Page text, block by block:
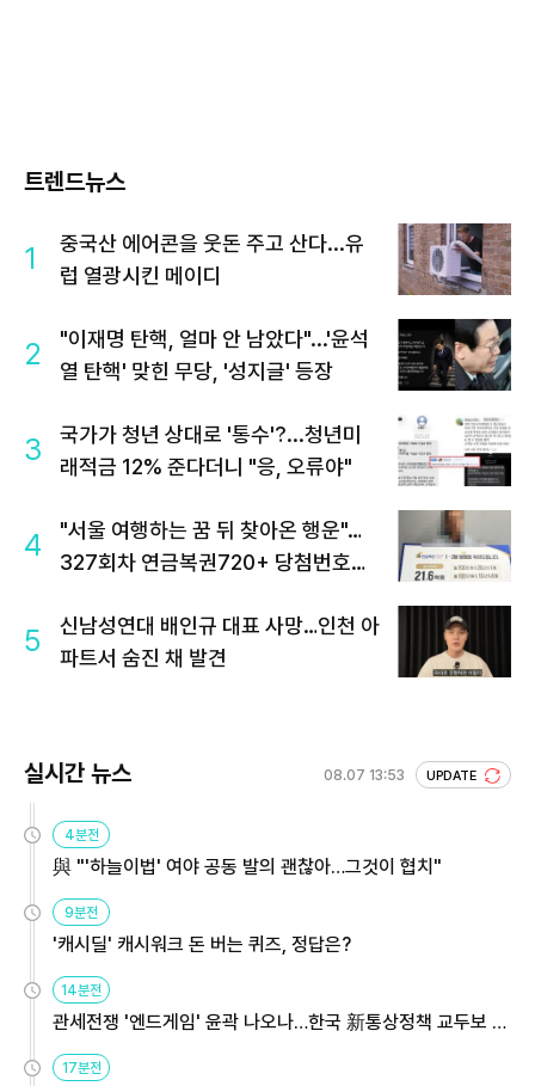
트렌드뉴스
1
중국산 에어콘을 웃돈 주고 산다...유
럽 열광시킨 메이디
2
"이재명 탄핵, 얼마 안 남았다"...'윤석
열 탄핵' 맞힌 무당, '성지글' 등장
3
국가가 청년 상대로 '통수'?...청년미
래적금 12% 준다더니 "응, 오류야"
4
"서울 여행하는 꿈 뒤 찾아온 행운"…
327회차 연금복권720+ 당첨번호조
5
신남성연대 배인규 대표 사망…인천 아
파트서 숨진 채 발견
실시간 뉴스 08.07 13:53 UPDATE
4분전
與 "'하늘이법' 여야 공동 발의 괜찮아…그것이 협치"
9분전
'캐시딜' 캐시워크 돈 버는 퀴즈, 정답은?
14분전
관세전쟁 '엔드게임' 윤곽 나오나…한국 新통상정책 교두보 활
17분전